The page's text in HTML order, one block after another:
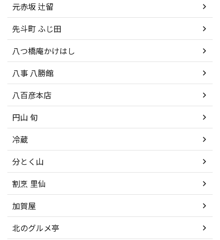
元赤坂 辻留
先斗町 ふじ田
八つ橋庵かけはし
八事 八勝館
八百彦本店
円山 旬
冷蔵
分とく山
割烹 里仙
加賀屋
北のグルメ亭